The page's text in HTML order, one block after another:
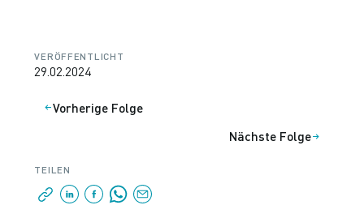
VERÖFFENTLICHT
29.02.2024
Vorherige Folge
Nächste Folge
TEILEN